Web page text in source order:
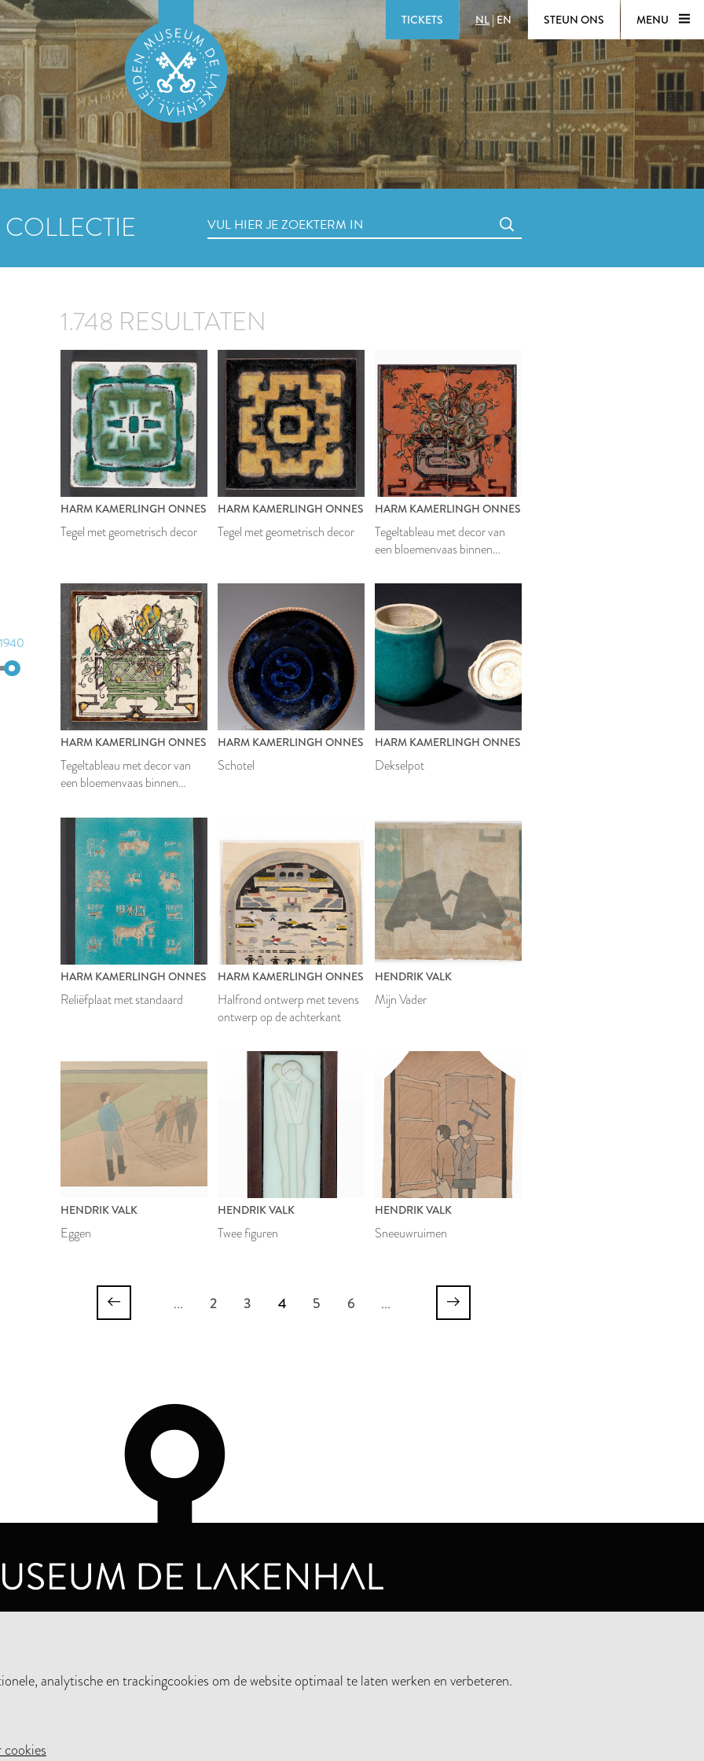
TICKETS NL| EN STEUN ONS MENU
1940
1950
1.748 RESULTATEN
HARM KAMERLINGH ONNES
Tegel met geometrisch decor
HARM KAMERLINGH ONNES
Tegel met geometrisch decor
HARM KAMERLINGH ONNES
Tegeltableau met decor van
een bloemenvaas binnen
HARM KAMERLINGH ONNES
Tegeltableau met decor van
een bloemenvaas binnen
HARM KAMERLINGH ONNES
Schotel
HARM KAMERLINGH ONNES
Dekselpot
HARM KAMERLINGH ONNES
Reliëfplaat met standaard
HARM KAMERLINGH ONNES
Halfrond ontwerp met tevens
ontwerp op de achterkant
HENDRIK VALK
Mijn Vader
HENDRIK VALK
Eggen
HENDRIK VALK
Twee figuren
HENDRIK VALK
Sneeuwruimen
... 2 3 4 5 6 ...
analytische en trackingcookies om de website optimaal te laten werken en verbeteren.
cookies